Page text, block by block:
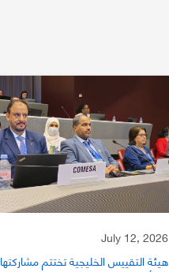
July 12, 2026
هيئة التقييس الخليجية تختتم مشاركتها